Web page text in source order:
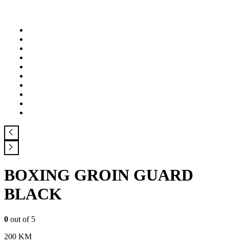
BOXING GROIN GUARD
BLACK
0 out of 5
200 KM